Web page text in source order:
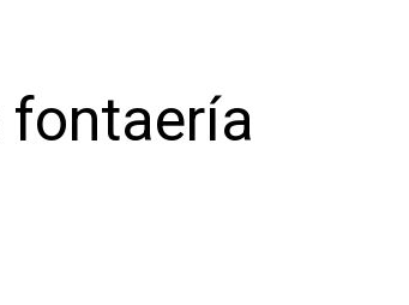
fontaería